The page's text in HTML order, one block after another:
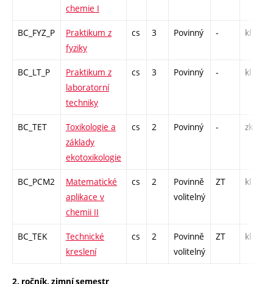
chemie I
BC_FYZ_P
Praktikum z
fyziky
cs 3 Povinný - kl
BC_LT_P
Praktikum z
laboratorní
techniky
cs 3 Povinný - kl
BC_TET
Toxikologie a
základy
ekotoxikologie
cs 2 Povinný - zk
BC_PCM2
Matematické
aplikace v
chemii II
cs 2
Povinně
volitelný
ZT kl
BC_TEK
Technické
kreslení
cs 2
Povinně
volitelný
ZT kl
2. ročník, zimní semestr